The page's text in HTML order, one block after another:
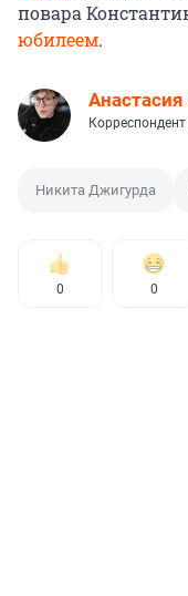
повара
юбилеем.
Корреспондент
Никита Джигурда
0 0